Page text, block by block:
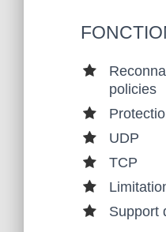
ISS
ANT
S ET
LES
BUD
policies
UDP
TCP
Support